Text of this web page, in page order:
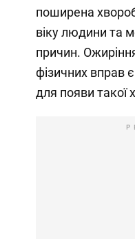
поширена
віку людини та
причин.
фізичних вправ
для появи такої